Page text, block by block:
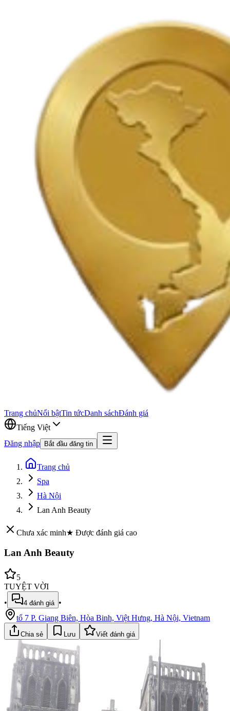
Trang chủNổi bậtTin tứcDanh sáchĐánh giá
Tiếng Việt
Đăng nhập
Bắt đầu đăng tin
Trang chủ
Spa
Hà Nội
Lan Anh Beauty
Chưa xác minh★ Được đánh giá cao
Lan Anh Beauty
5
TUYỆT VỜI
•
4 đánh giá •
tổ 7 P. Giang Biên, Hòa Binh, Việt Hưng, Hà Nội, Vietnam
Chia sẻ Lưu Viết đánh giá